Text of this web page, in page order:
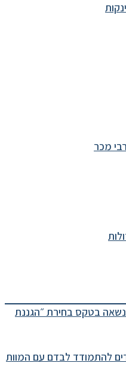
מכר
בטקס בחירת ״הגננת
להתמודד לבדם עם המוות